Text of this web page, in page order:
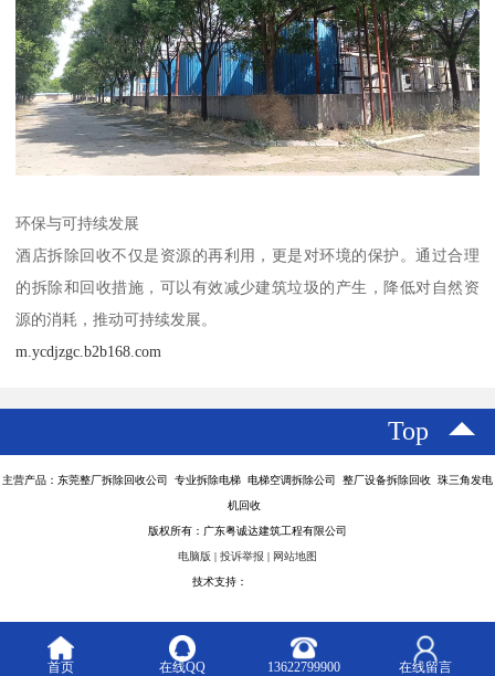
环保与可持续发展
酒店拆除回收不仅是资源的再利用，更是对环境的保护。通过合理
的拆除和回收措施，可以有效减少建筑垃圾的产生，降低对自然资
源的消耗，推动可持续发展。
m.ycdjzgc.b2b168.com
Top
主营产品：东莞整厂拆除回收公司 专业拆除电梯 电梯空调拆除公司 整厂设备拆除回收 珠三角发电
机回收
版权所有：广东粤诚达建筑工程有限公司
电脑版 | 投诉举报 | 网站地图
技术支持：
首页 在线QQ 13622799900 在线留言